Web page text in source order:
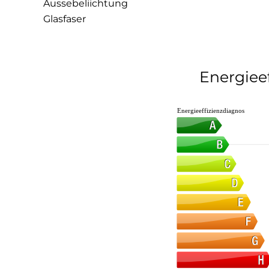
Aussebeliichtung
Glasfaser
Energieeffizienzdiagnos